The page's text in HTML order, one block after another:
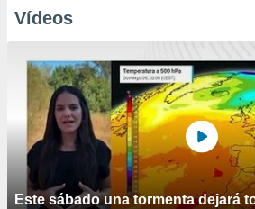
Vídeos
Este sábado una tormenta dejará